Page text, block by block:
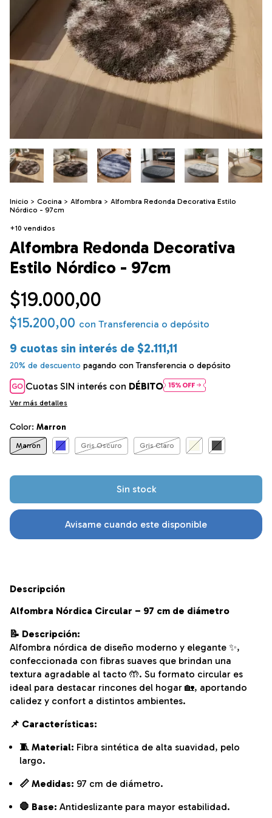
Inicio > Cocina > Alfombra > Alfombra Redonda Decorativa Estilo
Nórdico - 97cm
+10 vendidos
Alfombra Redonda Decorativa
Estilo Nórdico - 97cm
$19.000,00
$15.200,00 con Transferencia o depósito
Cuotas SIN interés con DÉBITO
9 cuotas sin interés de $2.111,11
20% de descuento pagando con Transferencia o depósito
Ver más detalles
Color: Marron
Marron Gris Oscuro Gris Claro
Avisame cuando este disponible
Descripción
Alfombra Nórdica Circular – 97 cm de diámetro
📝 Descripción:
Alfombra nórdica de diseño moderno y elegante ✨,
confeccionada con fibras suaves que brindan una
textura agradable al tacto 🤲. Su formato circular es
ideal para destacar rincones del hogar 🏡, aportando
calidez y confort a distintos ambientes.
📌 Características:
🧵 Material: Fibra sintética de alta suavidad, pelo
largo.
📏 Medidas: 97 cm de diámetro.
🛑 Base: Antideslizante para mayor estabilidad.